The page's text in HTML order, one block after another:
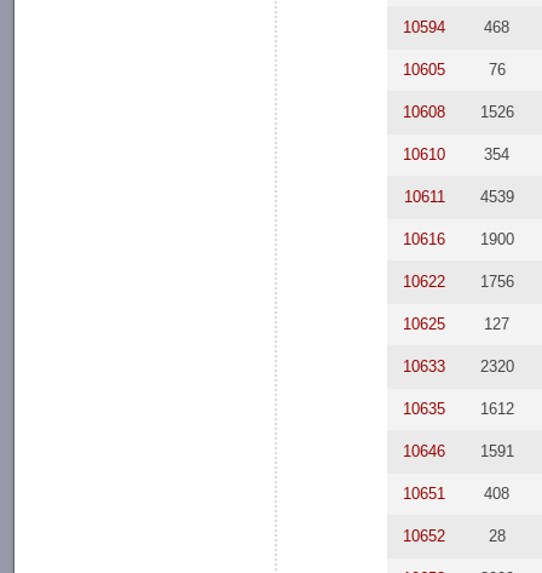
10594 468
10605 76
10608 1526
10610 354
10611 4539
10616 1900
10622 1756
10625 127
10633 2320
10635 1612
10646 1591
10651 408
10652 28